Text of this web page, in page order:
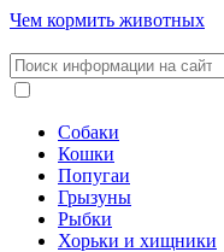
Чем кормить животных
Собаки
Кошки
Попугаи
Грызуны
Рыбки
Хорьки и хищники